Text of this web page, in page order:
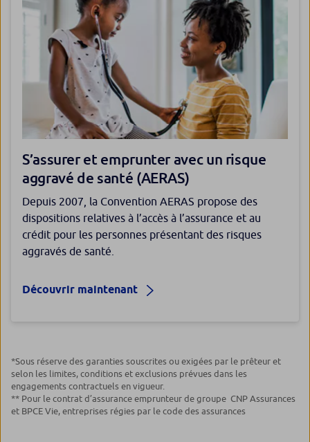
S’assurer et emprunter avec un risque
aggravé de santé (AERAS)
Depuis 2007, la Convention AERAS propose des
dispositions relatives à l’accès à l’assurance et au
crédit pour les personnes présentant des risques
aggravés de santé.
Découvrir maintenant
*Sous réserve des garanties souscrites ou exigées par le prêteur et
selon les limites, conditions et exclusions prévues dans les
engagements contractuels en vigueur.
** Pour le contrat d’assurance emprunteur de groupe CNP Assurances
et BPCE Vie, entreprises régies par le code des assurances